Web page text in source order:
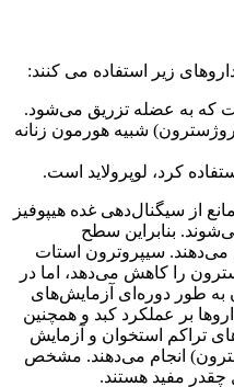
زیر استفاده می کنند:
که به عضله تزریق می‌شود.
شبیه هورمون زنانه
کرد، لوپرولاید است.
از سیگنال‌دهی غده هیپوفیز
بنابراین سطح
سیپروترون استات
را کاهش می‌دهد، اما در
به طور دوره‌ای آزمایش‌های
بر عملکرد کبد و همچنین
تراکم استخوان و آزمایش
انجام می‌دهند. مشخص
چقدر مفید هستند.